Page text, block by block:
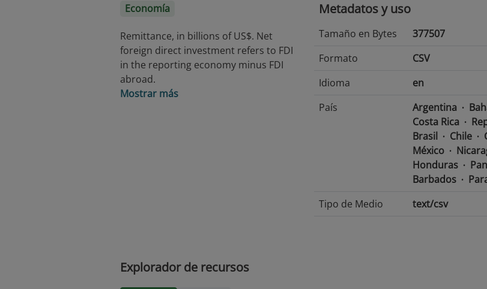
Economía
Remittance, in billions of US$. Net
foreign direct investment refers to FDI
in the reporting economy minus FDI
abroad.
Mostrar más
Metadatos y uso
Tamaño en Bytes
377507
Formato
CSV
Idioma
en
País
Argentina
Costa Rica
Brasil
Chile
México
Honduras
Barbados
Tipo de Medio
text/csv
Explorador de recursos